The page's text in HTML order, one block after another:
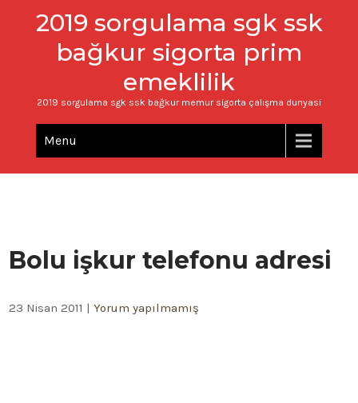
2019 sorgulama sgk ssk
bağkur sigorta prim
emeklilik
2019 sorgulama sgk ssk bağkur memur sigorta çalışma dunyasi
Menu
Bolu işkur telefonu adresi
23 Nisan 2011 |Yorum yapılmamış